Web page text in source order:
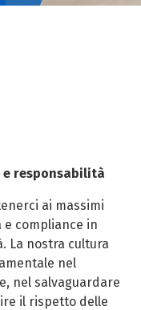
responsabilità
ai massimi
compliance in
La nostra cultura
nel
nel salvaguardare
il rispetto delle